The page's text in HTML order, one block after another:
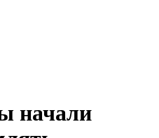
начали